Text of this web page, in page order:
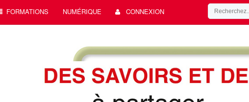
FORMATIONS NUMÉRIQUE CONNEXION